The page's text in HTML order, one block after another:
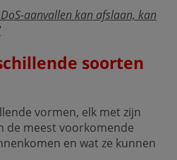
aanvallen kan afslaan, kan
soorten
vormen, elk met zijn
de meest voorkomende
en wat ze kunnen